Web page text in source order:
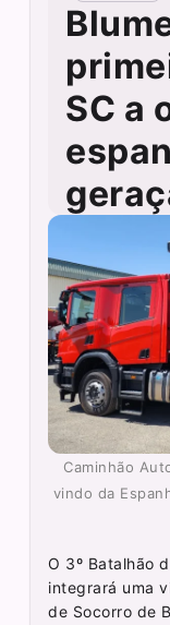
SC a
Caminhão
vindo da
O 3º Batalhão
integrará uma
de Socorro de